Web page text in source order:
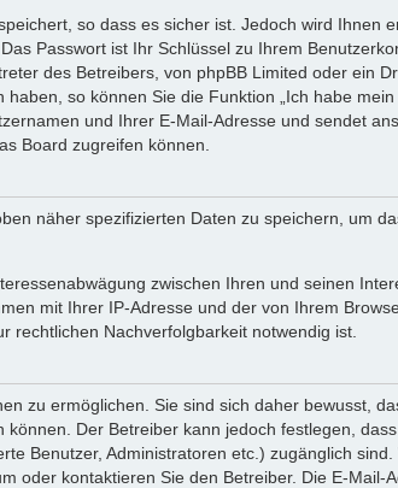
so dass es sicher ist. Jedoch wird Ihnen
Passwort ist Ihr Schlüssel zu Ihrem
des Betreibers, von phpBB Limited oder ein
so können Sie die Funktion „Ich habe mein
und Ihrer E-Mail-Adresse und sendet
Board zugreifen können.
näher spezifizierten Daten zu speichern, um
zwischen Ihren und seinen
mit Ihrer IP-Adresse und der von Ihrem
rechtlichen Nachverfolgbarkeit notwendig ist.
zu ermöglichen. Sie sind sich daher bewusst,
Der Betreiber kann jedoch festlegen,
Benutzer, Administratoren etc.) zugänglich
oder kontaktieren Sie den Betreiber. Die E-Mail-